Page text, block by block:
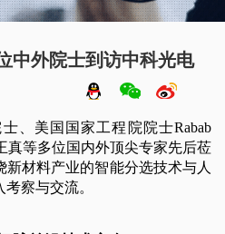
中外院士到访中科光电
、美国国家工程院院士Rabab
真等多位国内外顶尖专家先后莅
材料产业的智能分选技术与人
察与交流。